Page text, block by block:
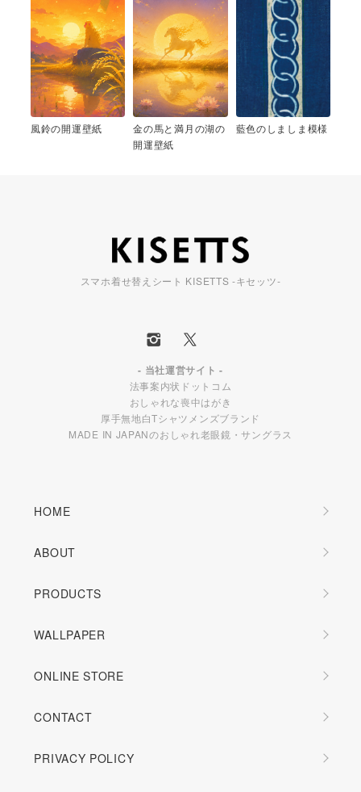
風鈴の開運壁紙
金の馬と満月の湖の
開運壁紙
藍色のしましま模様
スマホ着せ替えシート KISETTS -キセッツ-
- 当社運営サイト -
法事案内状ドットコム
おしゃれな喪中はがき
厚手無地白Tシャツメンズブランド
MADE IN JAPANのおしゃれ老眼鏡・サングラス
HOME
ABOUT
PRODUCTS
WALLPAPER
ONLINE STORE
CONTACT
PRIVACY POLICY